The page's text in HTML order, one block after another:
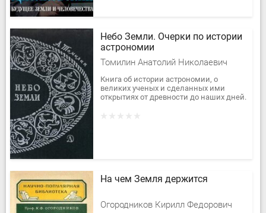
Небо Земли. Очерки по истории
астрономии
Томилин Анатолий Николаевич
Книга об истории астрономии, о
великих ученых и сделанных ими
открытиях от древности до наших дней.
На чем Земля держится
Огородников Кирилл Федорович